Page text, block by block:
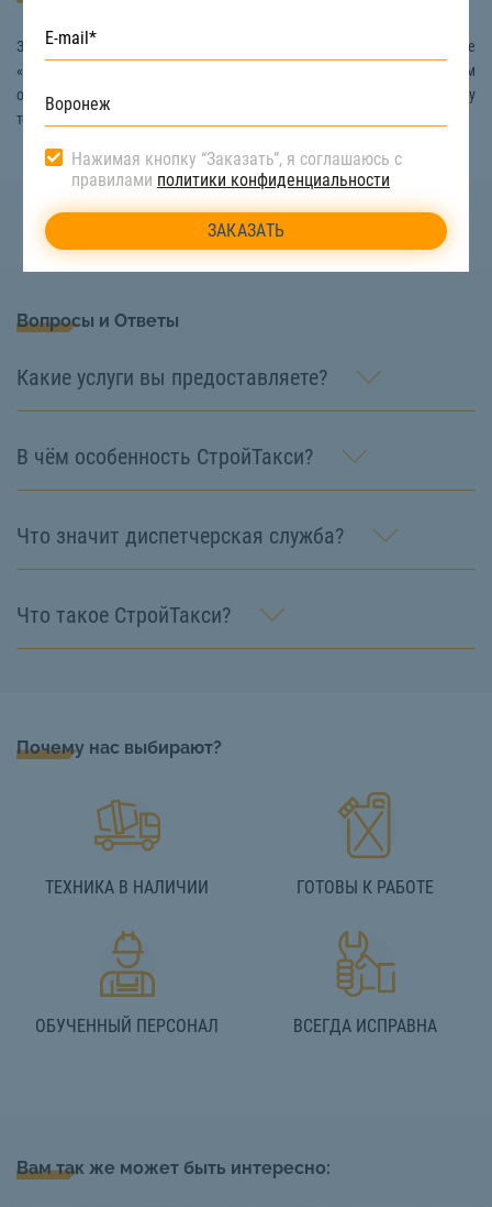
Заказать услуги валки деревьев в Воронеже вы можете на сайте
«СтройТакси». Наши специалисты всегда на связи, и с удовольствием
ответят на все ваши вопросы, если вы позвоните по номеру
телефона:
Вопросы и Ответы
Какие услуги вы предоставляете?
В чём особенность СтройТакси?
Что значит диспетчерская служба?
Что такое СтройТакси?
Почему нас выбирают?
ТЕХНИКА В НАЛИЧИИ ГОТОВЫ К РАБОТЕ
ОБУЧЕННЫЙ ПЕРСОНАЛ ВСЕГДА ИСПРАВНА
Вам так же может быть интересно:
Нажимая кнопку “Заказать”, я соглашаюсь с
правилами политики конфиденциальности